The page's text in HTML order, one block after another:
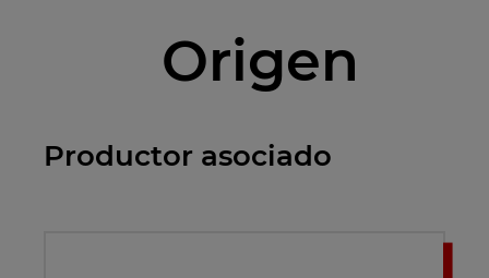
Origen
Productor asociado